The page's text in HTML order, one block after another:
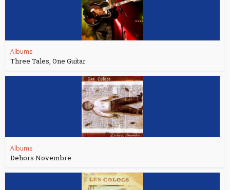
Albums
Three Tales, One Guitar
Albums
Dehors Novembre